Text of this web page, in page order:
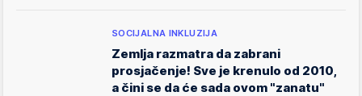
SOCIJALNA INKLUZIJA
Zemlja razmatra da zabrani
prosjačenje! Sve je krenulo od 2010,
a čini se da će sada ovom "zanatu"